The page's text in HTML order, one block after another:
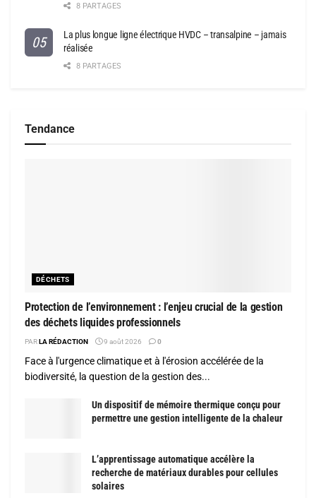
8 PARTAGES
La plus longue ligne électrique HVDC – transalpine – jamais
réalisée
8 PARTAGES
Tendance
DÉCHETS
Protection de l’environnement : l’enjeu crucial de la gestion
des déchets liquides professionnels
PARLA RÉDACTION 9 août 2026 0
Face à l'urgence climatique et à l'érosion accélérée de la
biodiversité, la question de la gestion des...
Un dispositif de mémoire thermique conçu pour
permettre une gestion intelligente de la chaleur
L’apprentissage automatique accélère la
recherche de matériaux durables pour cellules
solaires